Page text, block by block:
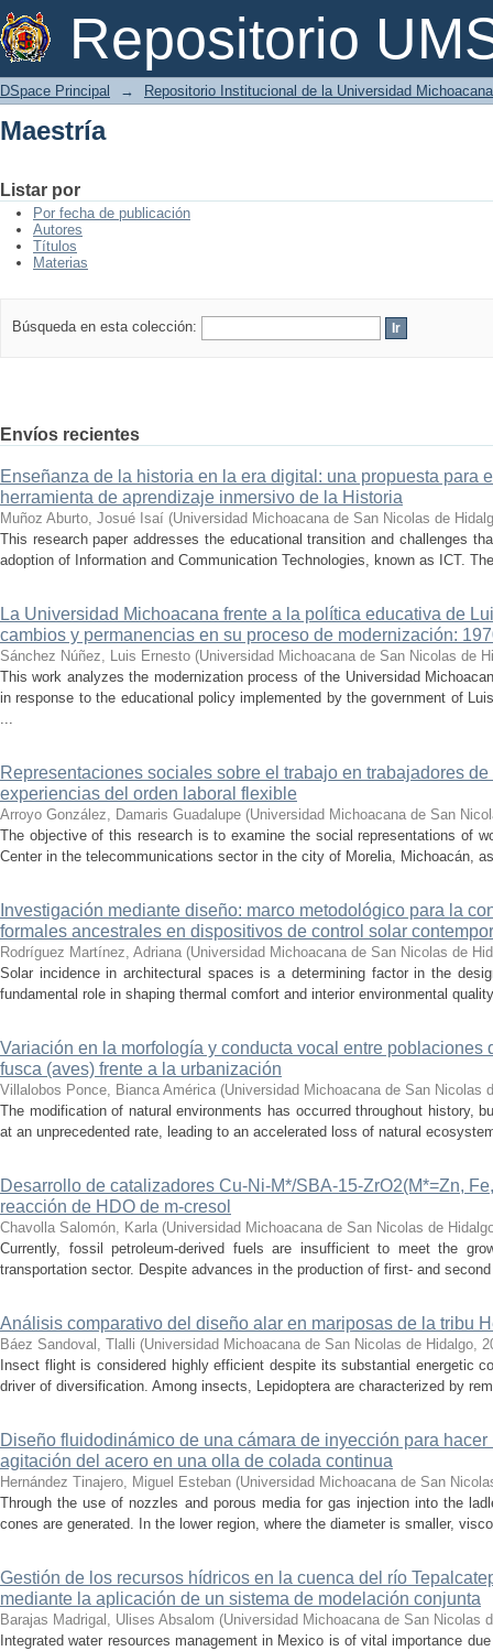
Repositorio
Maestría
DSpace Principal → Repositorio Institucional de la Universidad
Maestría
Listar por
Por fecha de publicación
Autores
Títulos
Materias
Búsqueda en esta colección:
Envíos recientes
Enseñanza de la historia en la era digital: una propuesta para
herramienta de aprendizaje inmersivo de la Historia
Muñoz Aburto, Josué Isaí (Universidad Michoacana de San Nicolas de
This research paper addresses the educational transition and challenges
adoption of Information and Communication Technologies, known as ICT.
La Universidad Michoacana frente a la política educativa de
cambios y permanencias en su proceso de modernización:
Sánchez Núñez, Luis Ernesto (Universidad Michoacana de San Nicolas de
This work analyzes the modernization process of the Universidad
in response to the educational policy implemented by the government of
...
Representaciones sociales sobre el trabajo en trabajadores
experiencias del orden laboral flexible
Arroyo González, Damaris Guadalupe (Universidad Michoacana de San
The objective of this research is to examine the social representations of
Center in the telecommunications sector in the city of Morelia, Michoacán,
Investigación mediante diseño: marco metodológico para la
formales ancestrales en dispositivos de control solar
Rodríguez Martínez, Adriana (Universidad Michoacana de San Nicolas de
Solar incidence in architectural spaces is a determining factor in the
fundamental role in shaping thermal comfort and interior environmental
Variación en la morfología y conducta vocal entre poblaciones
fusca (aves) frente a la urbanización
Villalobos Ponce, Bianca América (Universidad Michoacana de San Nicolas
The modification of natural environments has occurred throughout history,
at an unprecedented rate, leading to an accelerated loss of natural
Desarrollo de catalizadores Cu-Ni-M*/SBA-15-ZrO2(M*=Zn,
reacción de HDO de m-cresol
Chavolla Salomón, Karla (Universidad Michoacana de San Nicolas de
Currently, fossil petroleum-derived fuels are insufficient to meet the
transportation sector. Despite advances in the production of first- and
Análisis comparativo del diseño alar en mariposas de la tribu
Báez Sandoval, Tlalli (Universidad Michoacana de San Nicolas de Hidalgo,
Insect flight is considered highly efficient despite its substantial energetic
driver of diversification. Among insects, Lepidoptera are characterized by
Diseño fluidodinámico de una cámara de inyección para
agitación del acero en una olla de colada continua
Hernández Tinajero, Miguel Esteban (Universidad Michoacana de San
Through the use of nozzles and porous media for gas injection into the
cones are generated. In the lower region, where the diameter is smaller,
Gestión de los recursos hídricos en la cuenca del río
mediante la aplicación de un sistema de modelación conjunta
Barajas Madrigal, Ulises Absalom (Universidad Michoacana de San Nicolas
Integrated water resources management in Mexico is of vital importance